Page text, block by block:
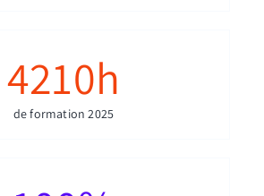
4210h
de formation 2025